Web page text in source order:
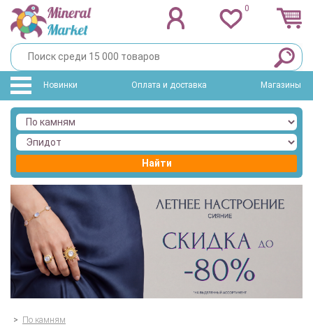
0
Новинки Оплата и доставка Магазины
Найти
> По камням